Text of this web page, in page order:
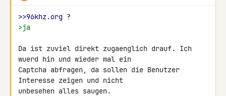
>>96khz.org ?
>ja
Da ist zuviel direkt zugaenglich drauf. Ich
wuerd hin und wieder mal ein
Captcha abfragen, da sollen die Benutzer
Interesse zeigen und nicht
unbesehen alles saugen.